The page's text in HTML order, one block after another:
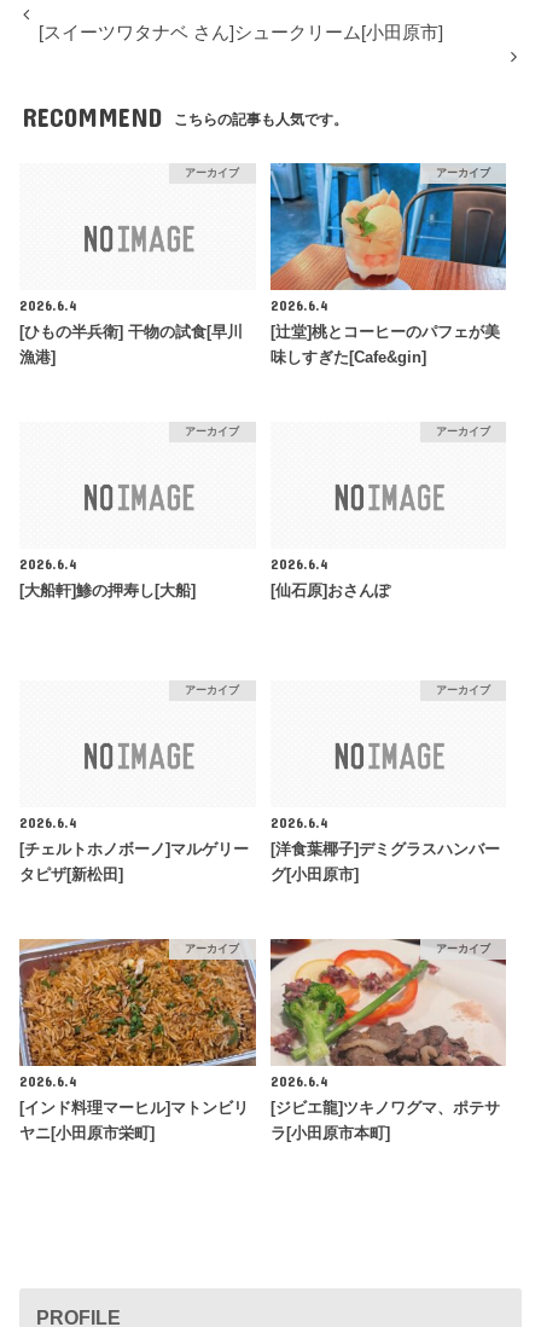
[スイーツワタナベ さん]シュークリーム[小田原市]
RECOMMEND こちらの記事も人気です。
アーカイブ
2026.6.4
[ひもの半兵衛] 干物の試食[早川
漁港]
アーカイブ
2026.6.4
[辻堂]桃とコーヒーのパフェが美
味しすぎた[Cafe&gin]
アーカイブ
2026.6.4
[大船軒]鯵の押寿し[大船]
アーカイブ
2026.6.4
[仙石原]おさんぽ
アーカイブ
2026.6.4
[チェルトホノボーノ]マルゲリー
タピザ[新松田]
アーカイブ
2026.6.4
[洋食葉椰子]デミグラスハンバー
グ[小田原市]
アーカイブ
2026.6.4
[インド料理マーヒル]マトンビリ
ヤニ[小田原市栄町]
アーカイブ
2026.6.4
[ジビエ龍]ツキノワグマ、ポテサ
ラ[小田原市本町]
PROFILE